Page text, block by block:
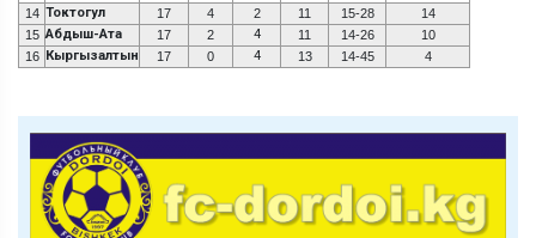
14 Токтогул 17 4 2 11 15-28
14
15 Абдыш-Ата 17 2 4 11 14-26
10
16 Кыргызалтын 17 0 4 13 14-45 4